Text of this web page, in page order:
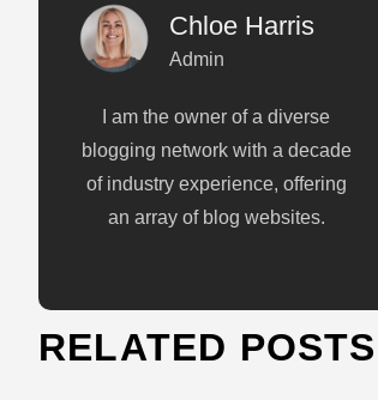
Chloe Harris
Admin
I am the owner of a diverse
blogging network with a decade
of industry experience, offering
an array of blog websites.
RELATED POSTS